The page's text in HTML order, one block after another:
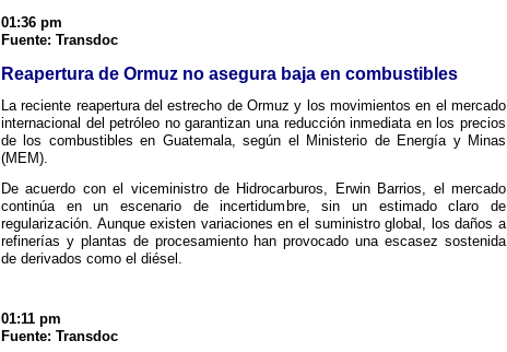
01:36 pm
Fuente: Transdoc
Reapertura de Ormuz no asegura baja en combustibles
La reciente reapertura del estrecho de Ormuz y los movimientos en el mercado
internacional del petróleo no garantizan una reducción inmediata en los precios
de los combustibles en Guatemala, según el Ministerio de Energía y Minas
(MEM).
De acuerdo con el viceministro de Hidrocarburos, Erwin Barrios, el mercado
continúa en un escenario de incertidumbre, sin un estimado claro de
regularización. Aunque existen variaciones en el suministro global, los daños a
refinerías y plantas de procesamiento han provocado una escasez sostenida
de derivados como el diésel.
01:11 pm
Fuente: Transdoc